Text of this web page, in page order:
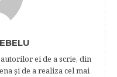
ei de a scrie, din
şi de a realiza cel mai